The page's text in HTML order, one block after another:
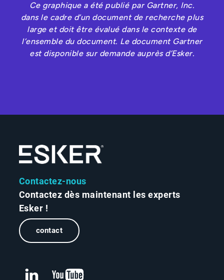
Ce graphique a été publié par Gartner, Inc.
dans le cadre d’un document de recherche plus
large et doit être évalué dans le contexte de
l’ensemble du document. Le document Gartner
est disponible sur demande auprès d’Esker.
Contactez-nous
Contactez dès maintenant les experts
Esker !
contact